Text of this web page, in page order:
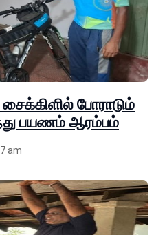
போராடும்
பயணம் ஆரம்பம்
am